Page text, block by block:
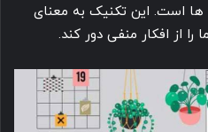
است. این تکنیک به معنای
از افکار منفی دور کند.